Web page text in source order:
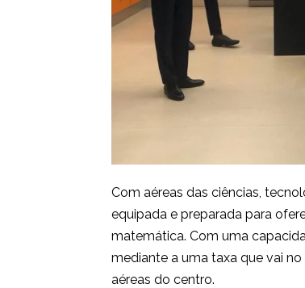
Com aéreas das ciências,
equipada e preparada para
matemática. Com uma
mediante a uma taxa que vai
aéreas do centro.